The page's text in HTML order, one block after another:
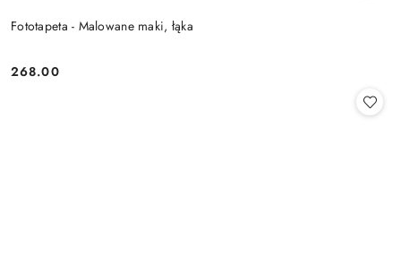
Fototapeta - Malowane maki, łąka
Cena:
268.00